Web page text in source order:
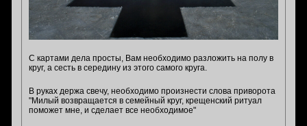
С картами дела просты, Вам необходимо разложить на полу в
круг, а сесть в середину из этого самого круга.
В руках держа свечу, необходимо произнести слова приворота
"Милый возвращается в семейный круг, крещенский ритуал
поможет мне, и сделает все необходимое"